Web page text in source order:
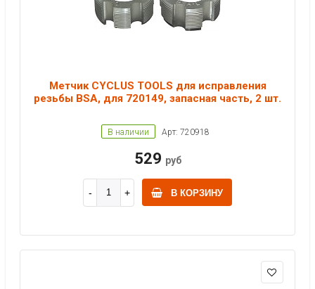
Метчик CYCLUS TOOLS для исправления
резьбы BSA, для 720149, запасная часть, 2 шт.
В наличии Арт: 720918
529 руб
В КОРЗИНУ